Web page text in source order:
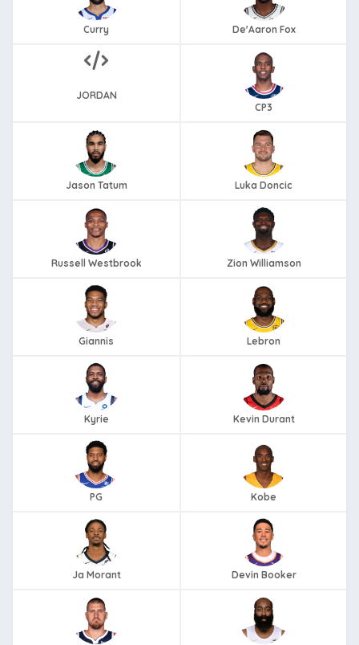
Curry De'Aaron Fox
JORDAN
CP3
Jason Tatum Luka Doncic
Russell Westbrook Zion Williamson
Giannis Lebron
Kyrie Kevin Durant
PG Kobe
Ja Morant Devin Booker